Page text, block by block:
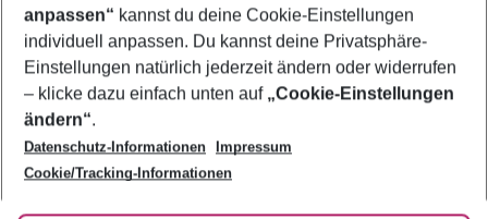
Footer
Footer navigation
Über uns
AGB
Bestpreisgarantie
Cookie-Einstellungen ändern
Cookie-Richtlinie
Agenturbetreuung
Barrierefreies Reisen
Folge uns
anpassen“ kannst du deine Cookie-Einstellungen
individuell anpassen. Du kannst deine Privatsphäre-
Einstellungen natürlich jederzeit ändern oder widerrufen
– klicke dazu einfach unten auf „Cookie-Einstellungen
ändern“.
Datenschutz-Informationen
Impressum
Cookie/Tracking-Informationen